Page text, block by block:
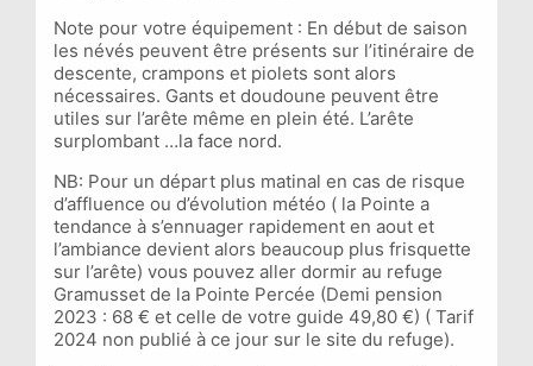
Note pour votre équipement : En début de saison
les névés peuvent être présents sur l’itinéraire de
descente, crampons et piolets sont alors
nécessaires. Gants et doudoune peuvent être
utiles sur l’arête même en plein été. L’arête
surplombant …la face nord.
NB: Pour un départ plus matinal en cas de risque
d’affluence ou d’évolution météo ( la Pointe a
tendance à s’ennuager rapidement en aout et
l’ambiance devient alors beaucoup plus frisquette
sur l’arête) vous pouvez aller dormir au refuge
Gramusset de la Pointe Percée (Demi pension
2023 : 68 € et celle de votre guide 49,80 €) ( Tarif
2024 non publié à ce jour sur le site du refuge).